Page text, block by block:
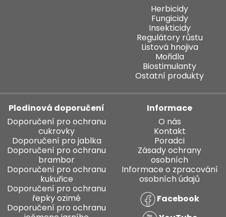
Herbicidy
Fungicidy
Insekticidy
Regulátory růstu
Listová hnojiva
Mořidla
Biostimulanty
Ostatní produkty
Plodinová doporučení
Doporučení pro ochranu
cukrovky
Doporučení pro jablka
Doporučení pro ochranu
brambor
Doporučení pro ochranu
kukuřice
Doporučení pro ochranu
řepky ozimé
Doporučení pro ochranu
Informace
O nás
Kontakt
Poradci
Zásady ochrany
osobních
Informace o zpracování
osobních údajů
Facebook